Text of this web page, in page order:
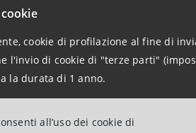
cookie di profilazione al fine di
l'invio di cookie di "terze parti"
la durata di 1 anno.
all’uso dei cookie di
consci e inconsci” e “per